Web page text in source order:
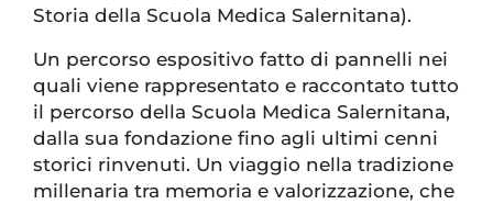
Storia della Scuola Medica Salernitana).
Un percorso espositivo fatto di pannelli nei
quali viene rappresentato e raccontato tutto
il percorso della Scuola Medica Salernitana,
dalla sua fondazione fino agli ultimi cenni
storici rinvenuti. Un viaggio nella tradizione
millenaria tra memoria e valorizzazione, che